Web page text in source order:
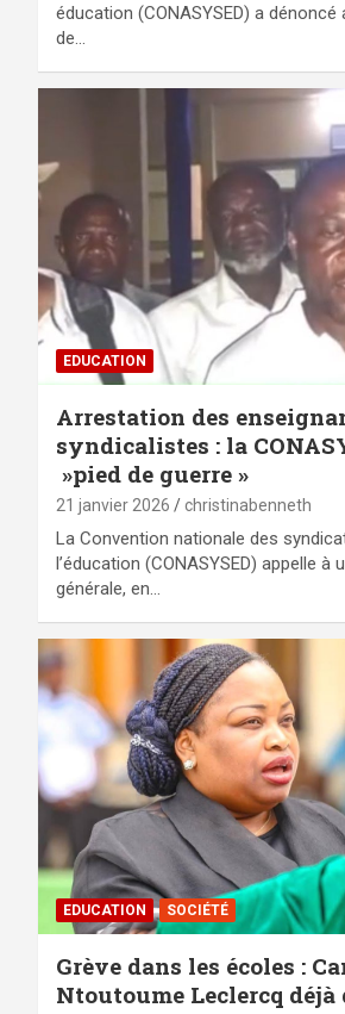
éducation (CONASYSED) a dénoncé
de…
EDUCATION
Arrestation des
syndicalistes : la
»pied de guerre »
21 janvier 2026 christinabenneth
La Convention nationale des
l’éducation (CONASYSED) appelle à
générale, en…
EDUCATION SOCIÉTÉ
Grève dans les écoles :
Ntoutoume Leclercq déjà